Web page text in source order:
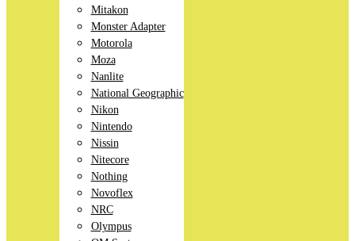
Mitakon
Monster Adapter
Motorola
Moza
Nanlite
National Geographic
Nikon
Nintendo
Nissin
Nitecore
Nothing
Novoflex
NRC
Olympus